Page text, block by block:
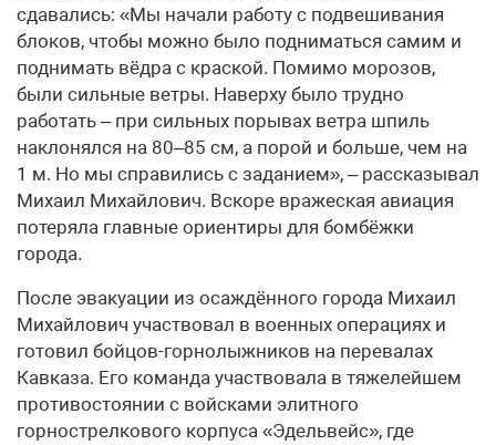
сдавались: «Мы начали работу с подвешивания
блоков, чтобы можно было подниматься самим и
поднимать вёдра с краской. Помимо морозов,
были сильные ветры. Наверху было трудно
работать – при сильных порывах ветра шпиль
наклонялся на 80–85 см, а порой и больше, чем на
1 м. Но мы справились с заданием», – рассказывал
Михаил Михайлович. Вскоре вражеская авиация
потеряла главные ориентиры для бомбёжки
города.
После эвакуации из осаждённого города Михаил
Михайлович участвовал в военных операциях и
готовил бойцов-горнолыжников на перевалах
Кавказа. Его команда участвовала в тяжелейшем
противостоянии с войсками элитного
горнострелкового корпуса «Эдельвейс», где